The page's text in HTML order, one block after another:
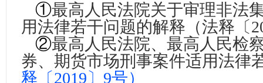
①最高人民法院关于审理非法
用法律若干问题的解释 （法释〔
②最高人民法院、最高人民检
券、期货市场刑事案件适用法律
释〔2019〕9号）